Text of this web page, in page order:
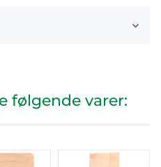
følgende varer: